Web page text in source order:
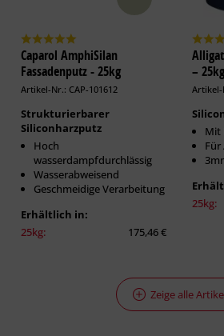
Caparol AmphiSilan
Fassadenputz - 25kg
Artikel-Nr.: CAP-101612
Strukturierbarer
Siliconharzputz
Hoch
wasserdampfdurchlässig
Wasserabweisend
Geschmeidige Verarbeitung
Erhältlich in:
25kg:
175,46 €
– 25kg
Artikel-
Mit
Für
25kg:
Zeige alle